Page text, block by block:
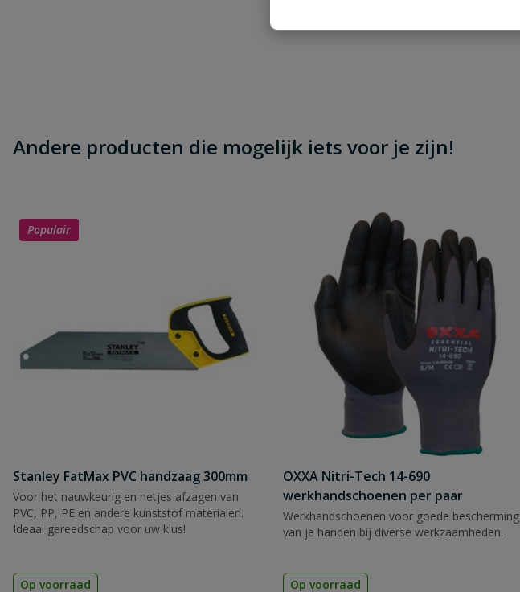
Andere producten die mogelijk iets voor je zijn!
Populair
Stanley FatMax PVC handzaag 300mm
Voor het nauwkeurig en netjes afzagen van
PVC, PP, PE en andere kunststof materialen.
Ideaal gereedschap voor uw klus!
Op voorraad
OXXA Nitri-Tech 14-690
werkhandschoenen per paar
Werkhandschoenen voor goede bescherming
van je handen bij diverse werkzaamheden.
Op voorraad